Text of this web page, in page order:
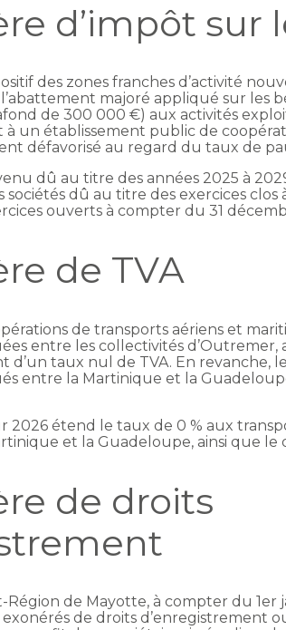
d’impôt sur
des zones franches d’activité
majoré appliqué sur les
de 300 000 €) aux activités
à un établissement public de
défavorisé au regard du taux de
dû au titre des années 2025 à
sociétés dû au titre des exercices
ouverts à compter du 31
de TVA
de transports aériens et
entre les collectivités d’Outremer,
d’un taux nul de TVA. En revanche,
entre la Martinique et la
2026 étend le taux de 0 % aux
et la Guadeloupe, ainsi que le
de droits
de Mayotte, à compter du 1er
de droits d’enregistrement